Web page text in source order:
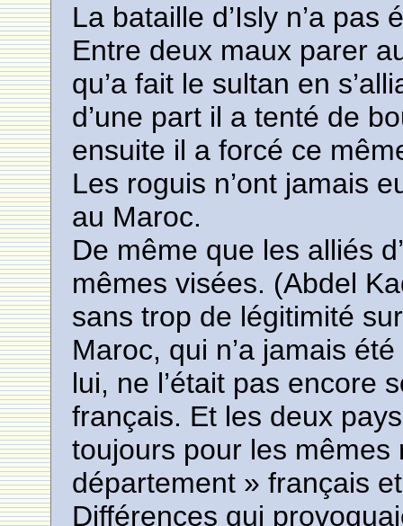
La bataille d’Isly n’a pas
Entre deux maux parer
qu’a fait le sultan en
d’une part il a tenté de
ensuite il a forcé ce
Les roguis n’ont jamais
au Maroc.
De même que les alliés
mêmes visées. (Abdel
sans trop de légitimité
Maroc, qui n’a jamais
lui, ne l’était pas encore
français. Et les deux
toujours pour les mêmes
département » français
Différences qui